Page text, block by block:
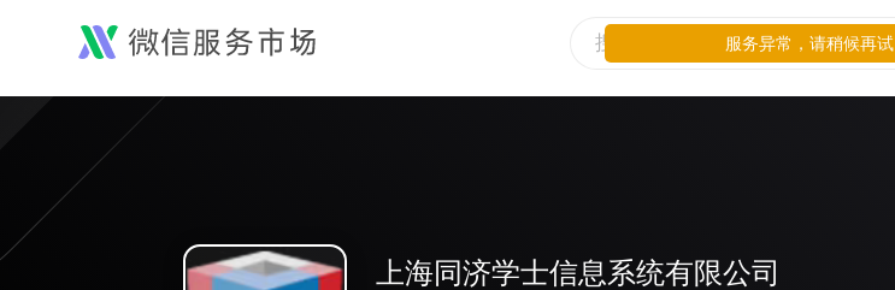
上海同济学士信息系统有限公司
服务异常，请稍候再试